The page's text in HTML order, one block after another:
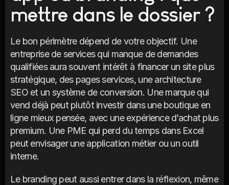
mettre dans le dossier ?
Le bon périmètre dépend de votre objectif. Une
entreprise de services qui manque de demandes
qualifiées aura souvent intérêt à financer un site plus
stratégique, des pages services, une architecture
SEO et un système de conversion. Une marque qui
vend déjà peut plutôt investir dans une boutique en
ligne mieux pensée, avec une expérience d’achat plus
premium. Une PME qui perd du temps dans Excel
peut envisager une application métier ou un outil
interne.
Le branding peut aussi entrer dans la réflexion, même